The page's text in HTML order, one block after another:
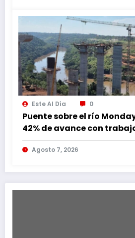
Este Al Día 0
Puente sobre el río
42% de avance con
continuos
Agosto 7, 2026